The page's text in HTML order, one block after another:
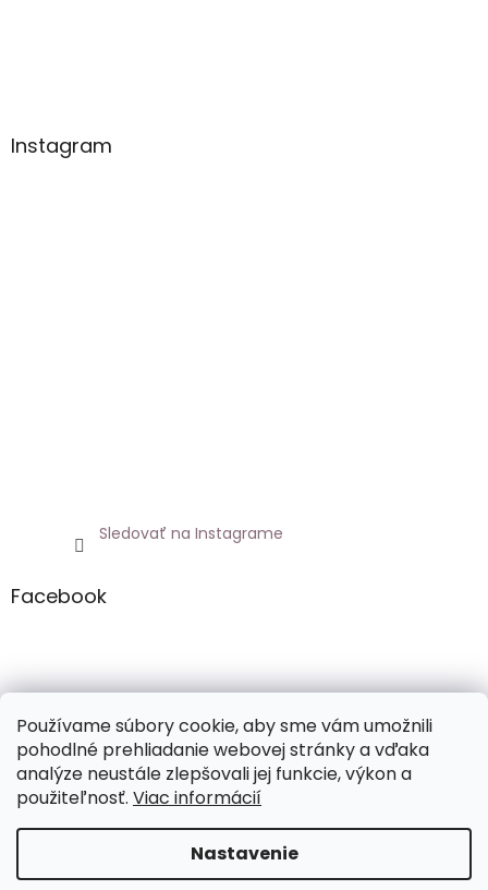
Používame súbory cookie, aby sme vám umožnili
pohodlné prehliadanie webovej stránky a vďaka
analýze neustále zlepšovali jej funkcie, výkon a
použiteľnosť. Viac informácií
Nastavenie
Instagram
Sledovať na Instagrame
Facebook
Netoxicky.sk